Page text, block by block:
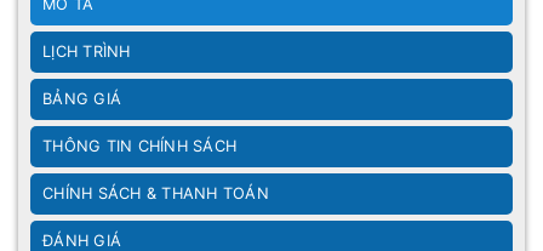
MÔ TẢ
LỊCH TRÌNH
BẢNG GIÁ
THÔNG TIN CHÍNH SÁCH
CHÍNH SÁCH & THANH TOÁN
ĐÁNH GIÁ